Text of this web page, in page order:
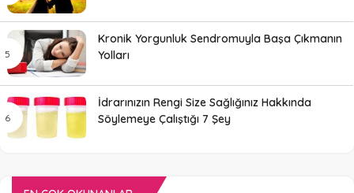
Kronik Yorgunluk Sendromuyla Başa Çıkmanın
Yolları
İdrarınızın Rengi Size Sağlığınız Hakkında
Söylemeye Çalıştığı 7 Şey